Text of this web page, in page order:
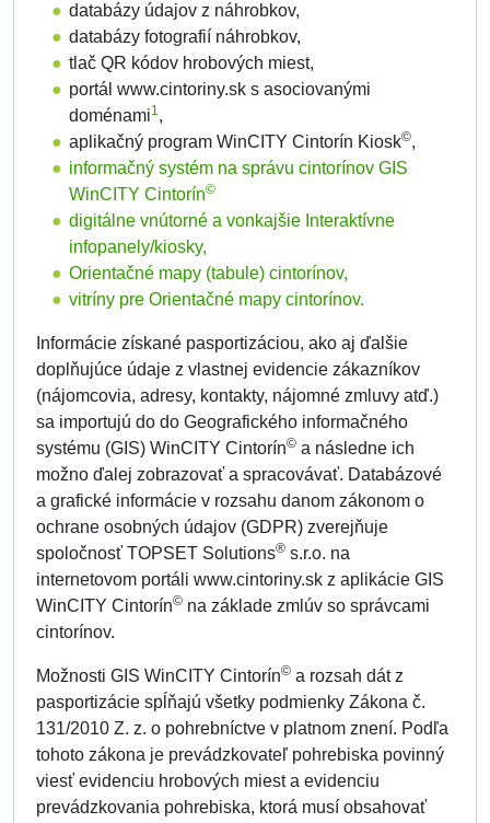
databázy údajov z náhrobkov,
databázy fotografií náhrobkov,
tlač QR kódov hrobových miest,
portál www.cintoriny.sk s asociovanými
doménami1,
aplikačný program WinCITY Cintorín Kiosk©,
informačný systém na správu cintorínov GIS
WinCITY Cintorín©
digitálne vnútorné a vonkajšie Interaktívne
infopanely/kiosky,
Orientačné mapy (tabule) cintorínov,
vitríny pre Orientačné mapy cintorínov.
Informácie získané pasportizáciou, ako aj ďalšie
doplňujúce údaje z vlastnej evidencie zákazníkov
(nájomcovia, adresy, kontakty, nájomné zmluvy atď.)
sa importujú do do Geografického informačného
systému (GIS) WinCITY Cintorín© a následne ich
možno ďalej zobrazovať a spracovávať. Databázové
a grafické informácie v rozsahu danom zákonom o
ochrane osobných údajov (GDPR) zverejňuje
spoločnosť TOPSET Solutions® s.r.o. na
internetovom portáli www.cintoriny.sk z aplikácie GIS
WinCITY Cintorín© na základe zmlúv so správcami
cintorínov.
Možnosti GIS WinCITY Cintorín© a rozsah dát z
pasportizácie spĺňajú všetky podmienky Zákona č.
131/2010 Z. z. o pohrebníctve v platnom znení. Podľa
tohoto zákona je prevádzkovateľ pohrebiska povinný
viesť evidenciu hrobových miest a evidenciu
prevádzkovania pohrebiska, ktorá musí obsahovať